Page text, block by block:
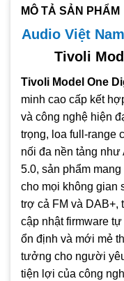
định và tốc độ cao.
Tích hợp các nền
Google
Kết nối Bluetooth
thoại hoặc máy tính
Hỗ trợ radio FM và
dàng dò và lưu kênh
Cập nhật phần
trong tình trạng tối
Điều khiển linh hoạt
Google Home/Apple
Tương thích hệ
Chromecast, mở
Màn hình hiển thị
chức năng.
MÔ TẢ SẢN PHẨM
Audio Việt Nam
Tivoli
Tivoli Model One
minh cao cấp kết
và công nghệ hiện
trọng, loa full-range
nối đa nền tảng như
5.0, sản phẩm
cho mọi không gian
trợ cả FM và DAB+,
cập nhật firmware
ổn định và mới mẻ
tưởng cho người
tiện lợi của công